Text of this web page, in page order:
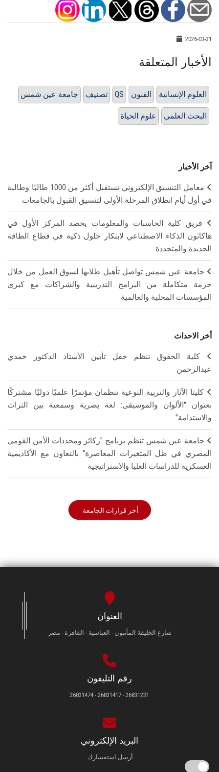
2026-03-31
الأخبار المتعلقة
جامعة عين شمس تصنيف QS الفنون العلوم الإنسانية
علوم الحياة البحث العلمي
آخر الأخبار
معامل التنسيق الإلكتروني تستقبل أكثر من 1000 طالبًا وطالبة
في أول أيام انطلاق المرحلة الأولى لتنسيق القبول بالجامعات
فريق كلية الحاسبات والمعلومات يحصد المركز الأول في
هاكاثون الذكاء الاصطناعي لابتكار حلول ذكية في قطاع الطاقة
الجديدة والمتجددة
جامعة عين شمس تواصل تأهيل طلابها لسوق العمل من خلال
حزمة متكاملة من البرامج التدريبية والشراكات مع كبرى
المؤسسات المحلية والعالمية
أخر الاحداث
كلية الحقوق تنظم حفل تأبين الأستاذ الدكتور حمدي
عبدالرحمن
كليتا الآثار والتربية النوعية تنظمان مؤتمرًا علميًا دوليًا مشتركًا
بعنوان "الألوان والموسيقى: لغة بصرية وسمعية بين التراث
والاستدامة"
جامعة عين شمس تنظم برنامج "ركائز ومحددات الأمن القومي
المصري في ظل المتغيرات المعاصرة" بالتعاون مع الأكاديمية
العسكرية للدراسات العليا والاستراتيجية
أخر قرارات الجامعة
العنوان
شارع الخليفة المأمون - العباسية - القاهرة - مصر
رقم التليفون
26831231 - 26831417 - 26831474
البريد الإلكتروني
أرسل استفسارك.